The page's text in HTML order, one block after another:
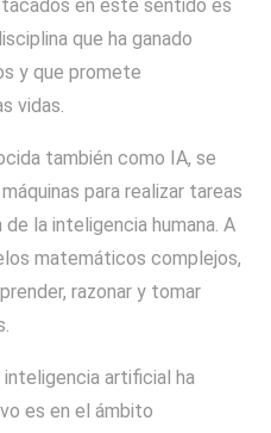
en este sentido es
que ha ganado
y que promete
vidas.
también como IA, se
para realizar tareas
la inteligencia humana. A
matemáticos complejos,
razonar y tomar
artificial ha
es en el ámbito